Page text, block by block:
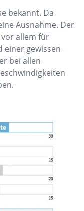
bekannt. Da
Ausnahme. Der
vor allem für
einer gewissen
bei allen